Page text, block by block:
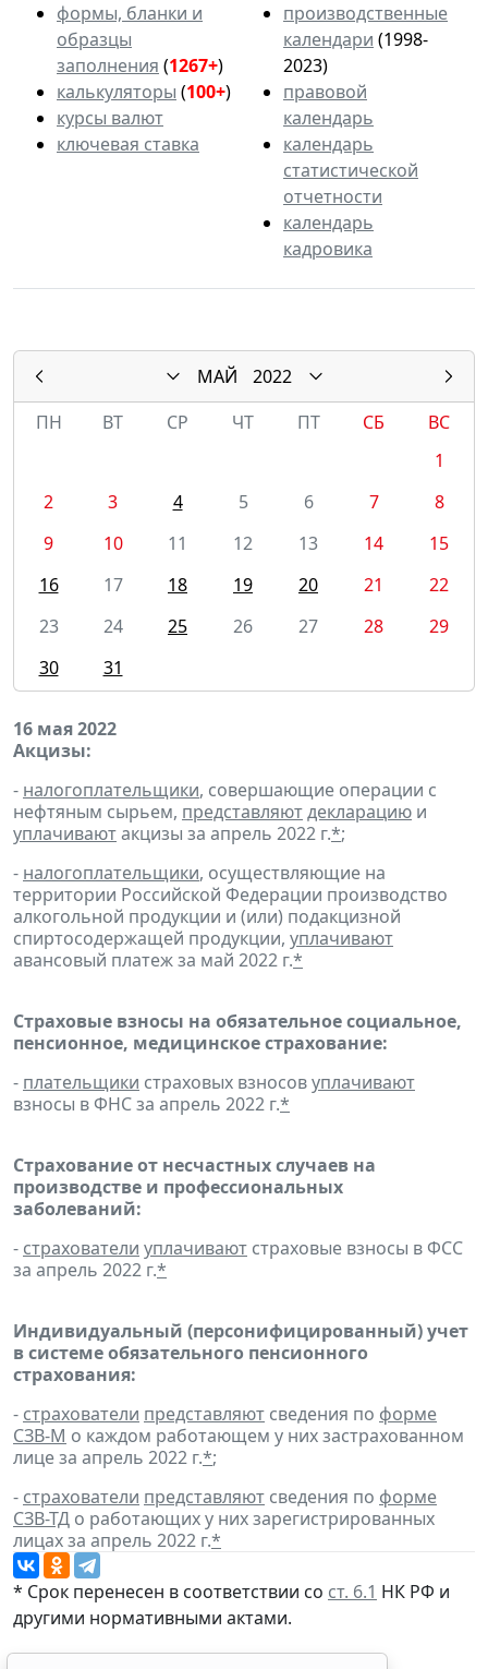
формы, бланки и
образцы
заполнения (1267+)
калькуляторы (100+)
курсы валют
ключевая ставка
производственные
календари (1998-
2023)
правовой
календарь
календарь
статистической
отчетности
календарь
кадровика
МАЙ
2022
ПН
ВТ СР ЧТ ПТ СБ
ВС
1
2
3 4 5 6 7
8
9
10 11 12 13 14
15
16
17 18 19 20 21
22
23
24 25 26 27 28
29
30
31
16 мая 2022
Акцизы:
- налогоплательщики, совершающие операции с
нефтяным сырьем, представляютдекларацию и
уплачиваютакцизы за апрель 2022 г.*;
- налогоплательщики, осуществляющие на
территории Российской Федерации производство
алкогольной продукции и (или) подакцизной
спиртосодержащей продукции, уплачивают
авансовый платеж за май 2022 г.*
Страховые взносы на обязательное социальное,
пенсионное, медицинское страхование:
- плательщики страховых взносовуплачивают
взносы в ФНС за апрель 2022 г.*
Страхование от несчастных случаев на
производстве и профессиональных
заболеваний:
- страхователи уплачивают страховые взносы в ФСС
за апрель 2022 г.*
Индивидуальный (персонифицированный) учет
в системе обязательного пенсионного
страхования:
- страхователи представляют сведения по форме
СЗВ-М о каждом работающем у них застрахованном
лице за апрель 2022 г.*;
- страхователи представляют сведения по форме
СЗВ-ТД о работающих у них зарегистрированных
лицах за апрель 2022 г.*
* Срок перенесен в соответствии со ст. 6.1 НК РФ и
другими нормативными актами.